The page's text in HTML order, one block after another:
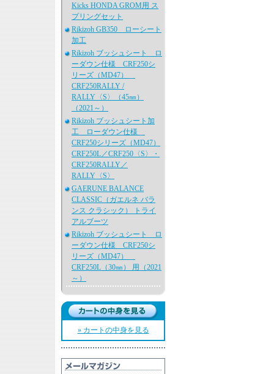
Kicks HONDA GROM用 ス
プリングセット
Rikizoh GB350 ローシート
加工
Rikizoh ブッシュシート ロ
ーダウン仕様 CRF250シ
リーズ（MD47）
CRF250RALLY /
RALLY〈S〉（45㎜）
（2021～）
Rikizoh ブッシュシート加
工 ローダウン仕様
CRF250シリーズ（MD47）
CRF250L／CRF250〈S〉・
CRF250RALLY／
RALLY〈S〉
GAERUNE BALANCE
CLASSIC（ガエルネ バラ
ンス クラシック） トライ
アルブーツ
Rikizoh ブッシュシート ロ
ーダウン仕様 CRF250シ
リーズ（MD47）
CRF250L（30㎜） 用（2021
～）
» カートの中身を見る